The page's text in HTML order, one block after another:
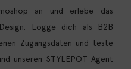
an und erlebe das
Logge dich als B2B
Zugangsdaten und teste
unseren STYLEPOT Agent